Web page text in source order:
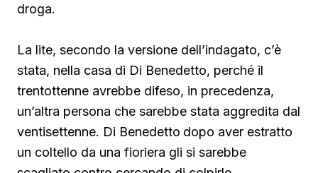
droga.
La lite, secondo la versione dell’indagato, c’è
stata, nella casa di Di Benedetto, perché il
trentottenne avrebbe difeso, in precedenza,
un’altra persona che sarebbe stata aggredita dal
ventisettenne. Di Benedetto dopo aver estratto
un coltello da una fioriera gli si sarebbe